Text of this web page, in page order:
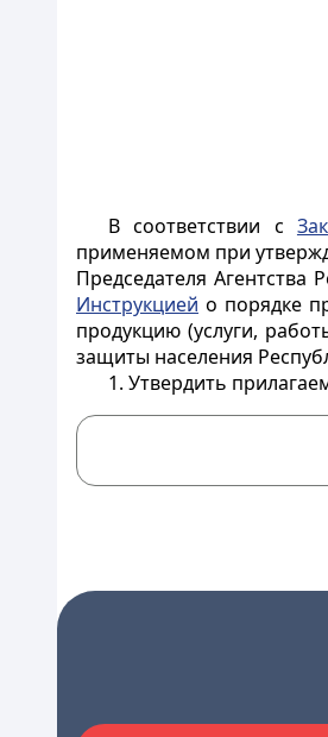
В соответствии с
применяемом при
Председателя
Инструкцией о порядке
продукцию (услуги,
защиты населения
1. Утвердить